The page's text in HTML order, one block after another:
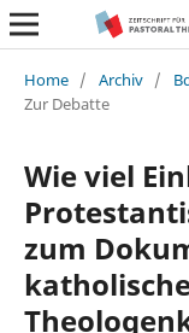
Home / Archiv /
Zur Debatte
Wie viel
zum